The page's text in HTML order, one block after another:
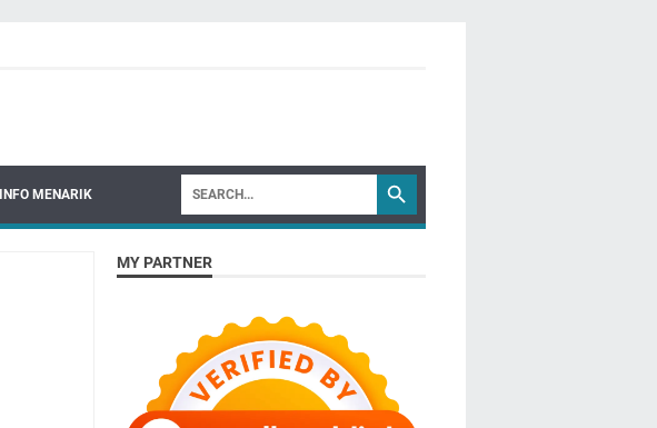
INFO MENARIK
MY PARTNER